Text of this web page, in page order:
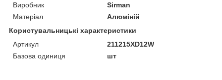
Виробник
Sirman
Матеріал
Алюміній
Користувальницькі характеристики
Артикул
211215XD12W
Базова одиниця
шт